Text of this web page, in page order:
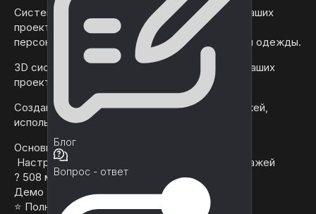
Блог
Вопрос - ответ
Система 3D-кастомизации персонажей для ваших
проектов. Создавайте различных городских
персонажей, используя различные комбинации одежды.
3D система кастомизации персонажа ??для ваших
проектов
Создание разнообразных городских персонажей,
используя различные комбинации одежды
Основные Характеристики ? ?
Настраиваемая система ⭐ для ваших персонажей
? 508 модульных частей
Демо ? сцена (20 собранного персонажа)
⭐ Полностью Сфальсифицированы